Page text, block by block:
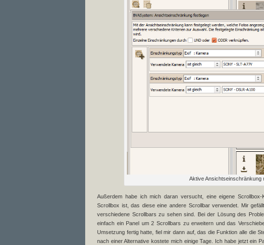
Aktive Ansichtseinschränkung
Außerdem habe ich mich daran versucht, eine eigene
Scrollbox ist, das diese eine andere Scrollbar verwendet. Mir
verschiedene Scrollbars zu sehen sind. Bei der Lösung des
einfach ein Panel um 2 Scrollbars zu erweitern und das
Umsetzung fertig hatte, fiel mir dann auf, das die Funktion alle die
nach einer Alternative kostete mich einige Tage. Ich habe jetzt ein